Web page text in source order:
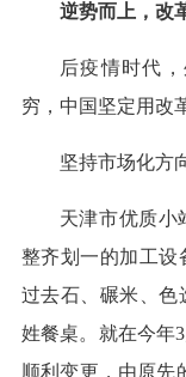
逆势而上，改
后疫情时代
穷，中国坚定用改
坚持市场化
天津市优质小
整齐划一的加工设
过去石、碾米、色
姓餐桌。就在今年
顺利变更，由原先